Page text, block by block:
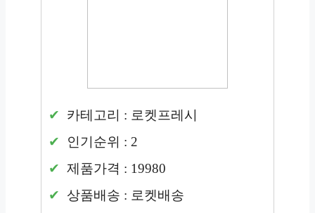
카테고리 : 로켓프레시
인기순위 : 2
제품가격 : 19980
상품배송 : 로켓배송